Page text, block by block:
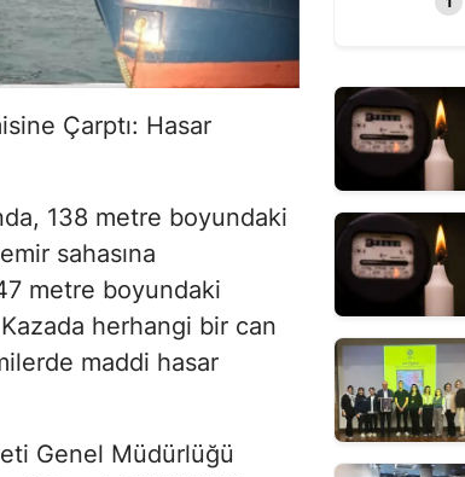
Çarptı: Hasar
138 metre boyundaki
sahasına
metre boyundaki
herhangi bir can
maddi hasar
Genel Müdürlüğü